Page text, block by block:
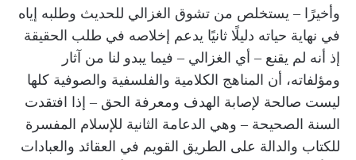
وأخيرًا – يستخلص من تشوق الغزالي للحديث وطلبه إياه
في نهاية حياته دليلًا ثانيًا يدعم إخلاصه في طلب الحقيقة
إذ أنه لم يقنع – أي الغزالي – فيما يبدو لنا من آثار
ومؤلفاته، أن المناهج الكلامية والفلسفية والصوفية كلها
ليست صالحة لإصابة الهدف ومعرفة الحق – إذا افتقدت
السنة الصحيحة – وهي الدعامة الثانية للإسلام المفسرة
للكتاب والدالة على الطريق القويم في العقائد والعبادات